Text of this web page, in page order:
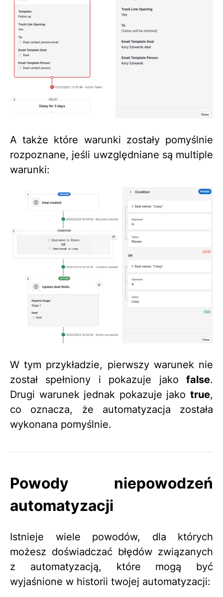
A także które warunki zostały pomyślnie
rozpoznane, jeśli uwzględniane są multiple
warunki:
W tym przykładzie, pierwszy warunek nie
został spełniony i pokazuje jako false.
Drugi warunek jednak pokazuje jako true,
co oznacza, że automatyzacja została
wykonana pomyślnie.
Powody niepowodzeń
automatyzacji
Istnieje wiele powodów, dla których
możesz doświadczać błędów związanych
z automatyzacją, które mogą być
wyjaśnione w historii twojej automatyzacji: